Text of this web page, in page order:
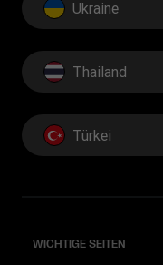
Ukraine
Thailand
Türkei
WICHTIGE SEITEN